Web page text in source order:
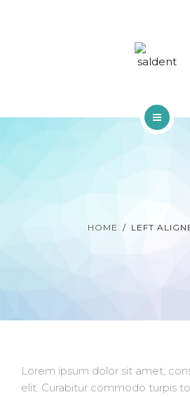
CONTACTA
HOME LEFT
Lorem ipsum dolor sit amet,
elit. Curabitur commodo turpis